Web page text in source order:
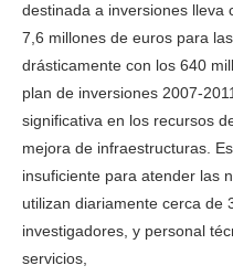
destinada a inversiones lleva
7,6 millones de euros para
drásticamente con los 640
plan de inversiones 2007-
significativa en los recursos
mejora de infraestructuras.
insuficiente para atender las
utilizan diariamente cerca de
investigadores, y personal
servicios,